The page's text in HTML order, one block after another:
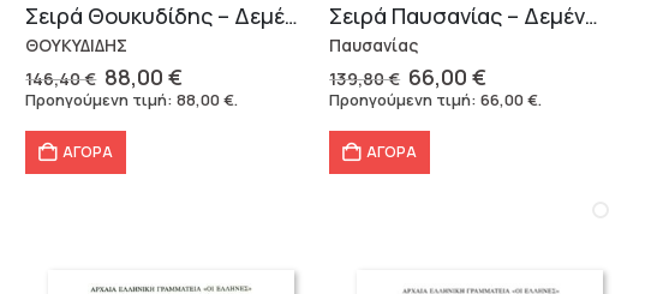
Σειρά Θουκυδίδης – Δεμένο (4 τόμοι)
ΘΟΥΚΥΔΙΔΗΣ
146,40€ Original
price
146,40 €.
88,00€
τρέχουσα
Προηγούμενη τιμή:88,00€.
ΑΓΟΡΑ
Σειρά Παυσανίας – Δεμένο (3 τόμοι)
Παυσανίας
139,80€ Original
price
139,80 €.
66,00€
τρέχουσα
Προηγούμενη τιμή:66,00€.
ΑΓΟΡΑ